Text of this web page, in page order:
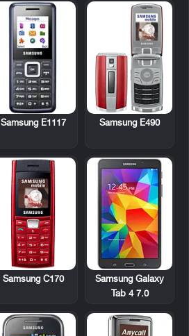
Samsung E490
Samsung E1117
Samsung Galaxy
Tab 4 7.0
Samsung C170